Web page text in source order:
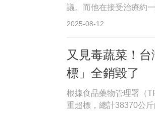
議。而他在接受治療約
2025-08-12
又見毒蔬菜！
標」全銷毀了
根據食品藥物管理署（
重超標，總計38370公